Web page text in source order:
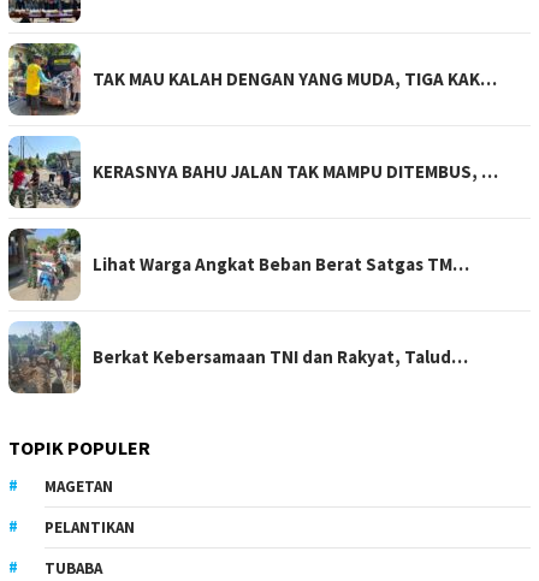
TAK MAU KALAH DENGAN YANG MUDA, TIGA KAK…
KERASNYA BAHU JALAN TAK MAMPU DITEMBUS, …
Lihat Warga Angkat Beban Berat Satgas TM…
Berkat Kebersamaan TNI dan Rakyat, Talud…
TOPIK POPULER
MAGETAN
PELANTIKAN
TUBABA